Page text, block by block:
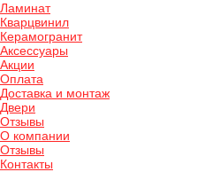
Ламинат
Кварцвинил
Керамогранит
Аксессуары
Акции
Оплата
Доставка и монтаж
Двери
Отзывы
О компании
Отзывы
Контакты